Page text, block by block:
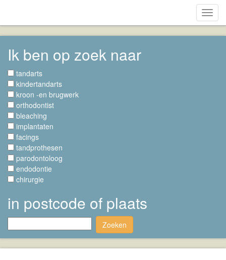
Ik ben op zoek naar
tandarts
kindertandarts
kroon -en brugwerk
orthodontist
bleaching
implantaten
facings
tandprothesen
parodontoloog
endodontie
chirurgie
in postcode of plaats
Zoeken